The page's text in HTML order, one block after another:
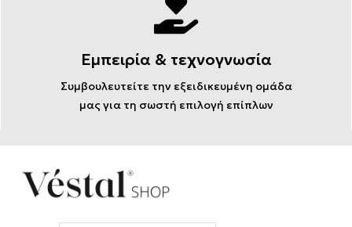
Εμπειρία & τεχνογνωσία
Συμβουλευτείτε την εξειδικευμένη ομάδα
μας για τη σωστή επιλογή επίπλων